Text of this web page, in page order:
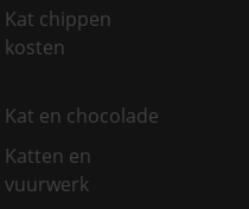
Kat chippen
kosten
Kat en chocolade
Katten en
vuurwerk